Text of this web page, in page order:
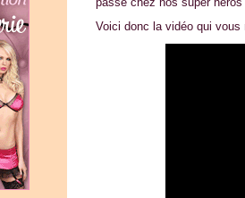
Voici donc la vidéo qui vous